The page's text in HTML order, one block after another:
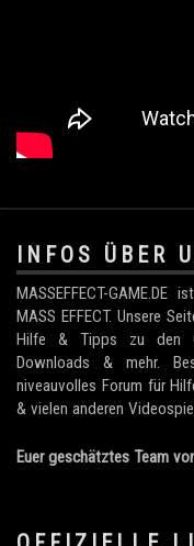
.
INFOS ÜBER
MASSEFFECT-
MASS EFFECT. Unsere
Hilfe & Tipps zu den
Downloads & mehr.
niveauvolles Forum für
& vielen anderen
Euer geschätztes Team